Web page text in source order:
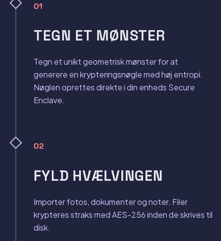
01
TEGN ET MØNSTER
Tegn et unikt geometrisk mønster for at
generere en krypteringsnøgle med høj entropi.
Nøglen oprettes direkte i din enheds Secure
Enclave.
02
FYLD HVÆLVINGEN
Importer fotos, dokumenter og noter. Filer
krypteres straks med AES-256 inden de skrives til
disk.